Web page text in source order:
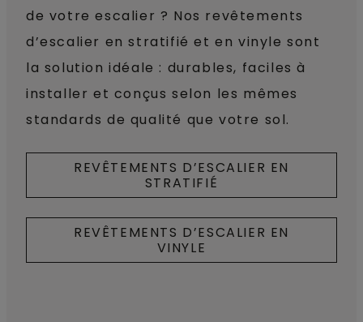
de votre escalier ? Nos revêtements
d’escalier en stratifié et en vinyle sont
la solution idéale : durables, faciles à
installer et conçus selon les mêmes
standards de qualité que votre sol.
REVÊTEMENTS D’ESCALIER EN
STRATIFIÉ
REVÊTEMENTS D’ESCALIER EN
VINYLE